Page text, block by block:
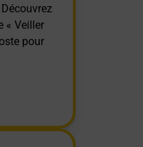
« Veiller
pour